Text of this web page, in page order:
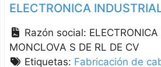
ELECTRONICA
Razón social:
MONCLOVA S DE RL DE CV
Etiquetas: Fabricación de